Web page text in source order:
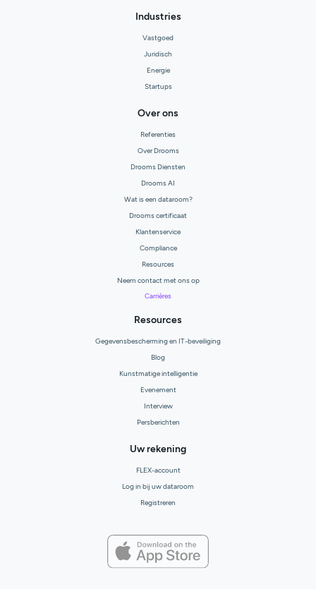
Industries
Vastgoed
Juridisch
Energie
Startups
Over ons
Referenties
Over Drooms
Drooms Diensten
Drooms AI
Wat is een dataroom?
Drooms certificaat
Klantenservice
Compliance
Resources
Neem contact met ons op
Carrières
Resources
Gegevensbescherming en IT-beveiliging
Blog
Kunstmatige intelligentie
Evenement
Interview
Persberichten
Uw rekening
FLEX-account
Log in bij uw dataroom
Registreren